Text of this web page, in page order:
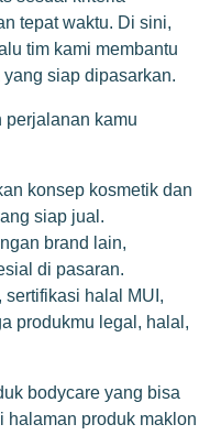
tepat waktu. Di sini,
tim kami membantu
siap dipasarkan.
perjalanan kamu
konsep kosmetik dan
siap jual.
brand lain,
di pasaran.
sertifikasi halal MUI,
produkmu legal, halal,
bodycare yang bisa
halaman produk maklon